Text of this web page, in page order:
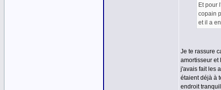
Et pour
copain
et il a
Je te rassure
amortisseur et
j'avais fait les
étaient déjà à
endroit